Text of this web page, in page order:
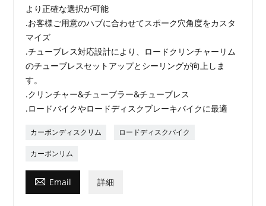
より正確な選択が可能
.お客様ご用意のハブに合わせてスポーク穴角度をカスタ
マイズ
.チューブレス対応設計により、ロードクリンチャーリム
のチューブレスセットアップとシーリングが向上しま
す。
.クリンチャー&チューブラー&チューブレス
.ロードバイクやロードディスクブレーキバイクに最適
カーボンディスクリム ロードディスクバイク
カーボンリム
 Email 詳細